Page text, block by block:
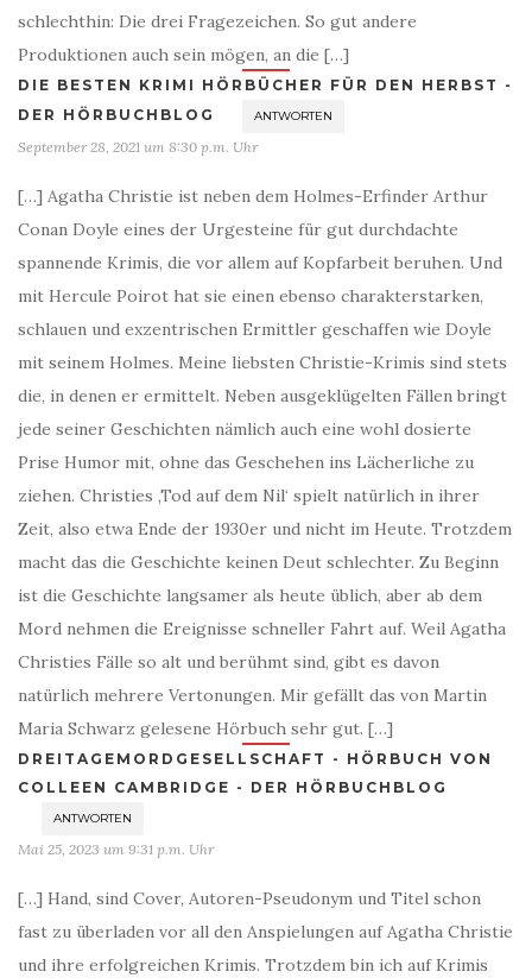
schlechthin: Die drei Fragezeichen. So gut andere
Produktionen auch sein mögen, an die […]
DIE BESTEN KRIMI HÖRBÜCHER FÜR DEN HERBST -
DER HÖRBUCHBLOG
ANTWORTEN
September 28, 2021 um 8:30 p.m. Uhr
[…] Agatha Christie ist neben dem Holmes-Erfinder Arthur
Conan Doyle eines der Urgesteine für gut durchdachte
spannende Krimis, die vor allem auf Kopfarbeit beruhen. Und
mit Hercule Poirot hat sie einen ebenso charakterstarken,
schlauen und exzentrischen Ermittler geschaffen wie Doyle
mit seinem Holmes. Meine liebsten Christie-Krimis sind stets
die, in denen er ermittelt. Neben ausgeklügelten Fällen bringt
jede seiner Geschichten nämlich auch eine wohl dosierte
Prise Humor mit, ohne das Geschehen ins Lächerliche zu
ziehen. Christies ‚Tod auf dem Nil‘ spielt natürlich in ihrer
Zeit, also etwa Ende der 1930er und nicht im Heute. Trotzdem
macht das die Geschichte keinen Deut schlechter. Zu Beginn
ist die Geschichte langsamer als heute üblich, aber ab dem
Mord nehmen die Ereignisse schneller Fahrt auf. Weil Agatha
Christies Fälle so alt und berühmt sind, gibt es davon
natürlich mehrere Vertonungen. Mir gefällt das von Martin
Maria Schwarz gelesene Hörbuch sehr gut. […]
DREITAGEMORDGESELLSCHAFT - HÖRBUCH VON
COLLEEN CAMBRIDGE - DER HÖRBUCHBLOG
ANTWORTEN
Mai 25, 2023 um 9:31 p.m. Uhr
[…] Hand, sind Cover, Autoren-Pseudonym und Titel schon
fast zu überladen vor all den Anspielungen auf Agatha Christie
und ihre erfolgreichen Krimis. Trotzdem bin ich auf Krimis